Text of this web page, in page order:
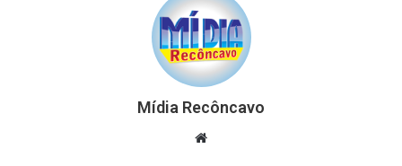
Mídia Recôncavo
Website